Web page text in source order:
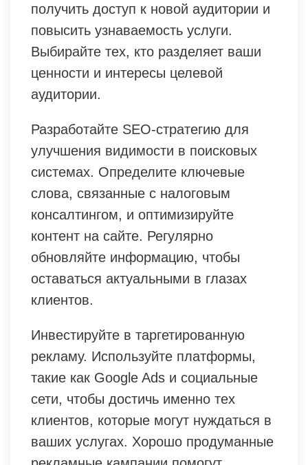
получить доступ к новой аудитории и
повысить узнаваемость услуги.
Выбирайте тех, кто разделяет ваши
ценности и интересы целевой
аудитории.
Разработайте SEO-стратегию для
улучшения видимости в поисковых
системах. Определите ключевые
слова, связанные с налоговым
консалтингом, и оптимизируйте
контент на сайте. Регулярно
обновляйте информацию, чтобы
оставаться актуальными в глазах
клиентов.
Инвестируйте в таргетированную
рекламу. Используйте платформы,
такие как Google Ads и социальные
сети, чтобы достичь именно тех
клиентов, которые могут нуждаться в
ваших услугах. Хорошо продуманные